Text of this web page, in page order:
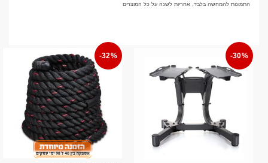
התמונות להמחשה בלבד, אחריות לשנה על כל המוצרים
-30%
-32%